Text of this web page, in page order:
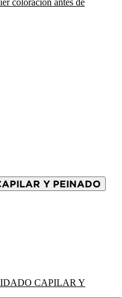
coloración antes de
Y PEINADO
CAPILAR Y